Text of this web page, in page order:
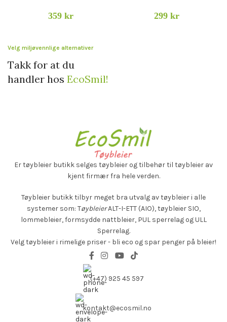
359 kr 299 kr
Velg miljøvennlige alternativer
Takk for at du
handler hosEcoSmil!
Er tøybleier butikk selges tøybleier og tilbehør til tøybleier av
kjent firmær fra hele verden.
Tøybleier butikk tilbyr meget bra utvalg av tøybleier i alle
systemer som: TøybleierALT-I-ETT (AIO), tøybleier SIO,
lommebleier, formsydde nattbleier, PUL sperrelag og ULL
Sperrelag.
Velg tøybleier i rimelige priser - bli eco og spar penger på bleier!
(+47) 925 45 597
kontakt@ecosmil.no